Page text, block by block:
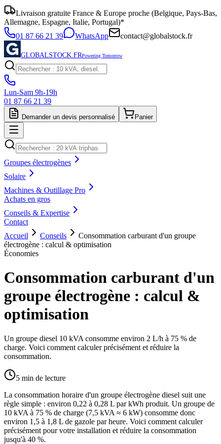
Livraison gratuite France & Europe proche (Belgique, Pays-Bas,
Allemagne, Espagne, Italie, Portugal)*
01 87 66 21 39
WhatsApp contact@globalstock.fr
GLOBALSTOCK.FRPowering Tomorrow
Lun-Sam 9h-19h
01 87 66 21 39
Demander un devis personnalisé Panier
Groupes électrogènes
Solaire
Machines & Outillage Pro
Achats en gros
Conseils & Expertise
Contact
Accueil
Conseils
Consommation carburant d'un groupe
électrogène : calcul & optimisation
Économies
Consommation carburant d'un
groupe électrogène : calcul &
optimisation
Un groupe diesel 10 kVA consomme environ 2 L/h à 75 % de
charge. Voici comment calculer précisément et réduire la
consommation.
5 min de lecture
La consommation horaire d'un groupe électrogène diesel suit une
règle simple : environ 0,22 à 0,28 L par kWh produit. Un groupe de
10 kVA à 75 % de charge (7,5 kVA ≈ 6 kW) consomme donc
environ 1,5 à 1,8 L de gazole par heure. Voici comment calculer
précisément pour votre installation et réduire la consommation
jusqu'à 40 %.